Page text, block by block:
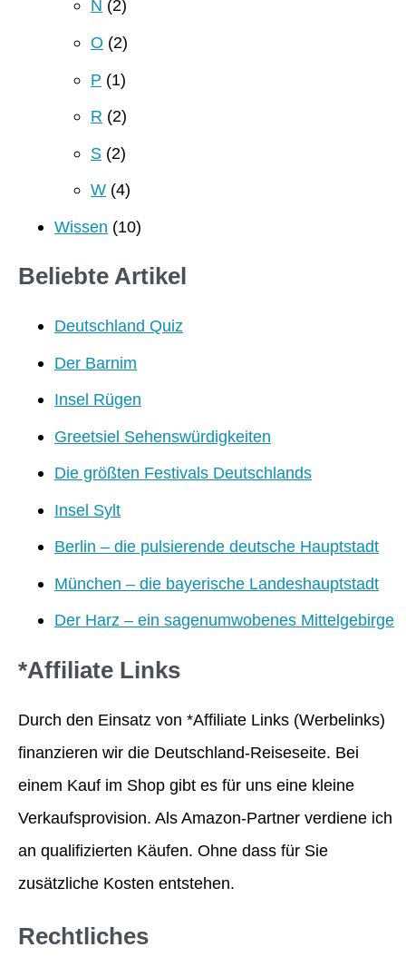
N (2)
O (2)
P (1)
R (2)
S (2)
W (4)
Wissen (10)
Beliebte Artikel
Deutschland Quiz
Der Barnim
Insel Rügen
Greetsiel Sehenswürdigkeiten
Die größten Festivals Deutschlands
Insel Sylt
Berlin – die pulsierende deutsche Hauptstadt
München – die bayerische Landeshauptstadt
Der Harz – ein sagenumwobenes Mittelgebirge
*Affiliate Links
Durch den Einsatz von *Affiliate Links (Werbelinks)
finanzieren wir die Deutschland-Reiseseite. Bei
einem Kauf im Shop gibt es für uns eine kleine
Verkaufsprovision. Als Amazon-Partner verdiene ich
an qualifizierten Käufen. Ohne dass für Sie
zusätzliche Kosten entstehen.
Rechtliches